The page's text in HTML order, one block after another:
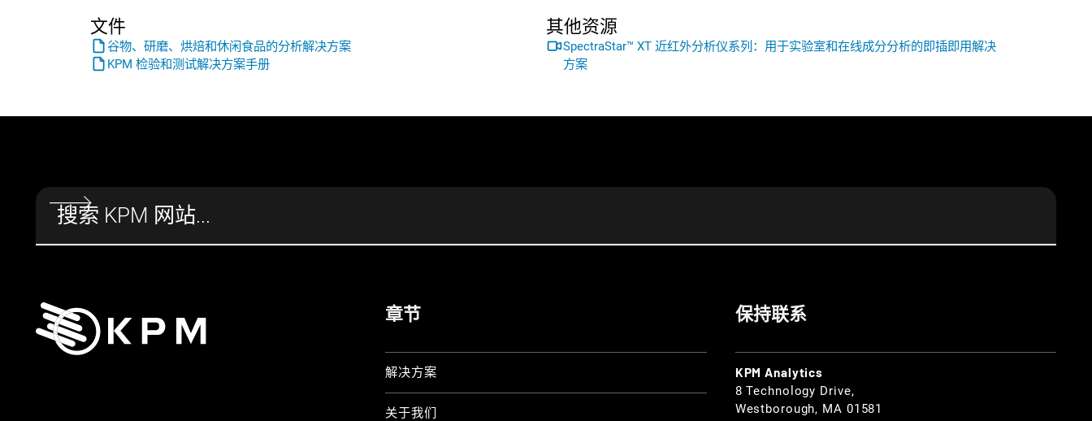
文件
谷物、研磨、烘焙和休闲食品的分析解决方案
KPM 检验和测试解决方案手册
其他资源
SpectraStar™ XT 近红外分析仪系列：用于实验室和在线成分分析的即插即用解决
方案
章节
解决方案
关于我们
保持联系
KPM Analytics
8 Technology Drive,
Westborough, MA 01581